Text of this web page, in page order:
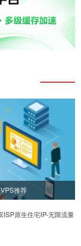
推荐
ISP原生住宅IP-无限流量